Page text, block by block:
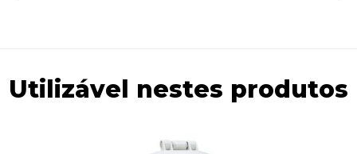
Utilizável nestes produtos